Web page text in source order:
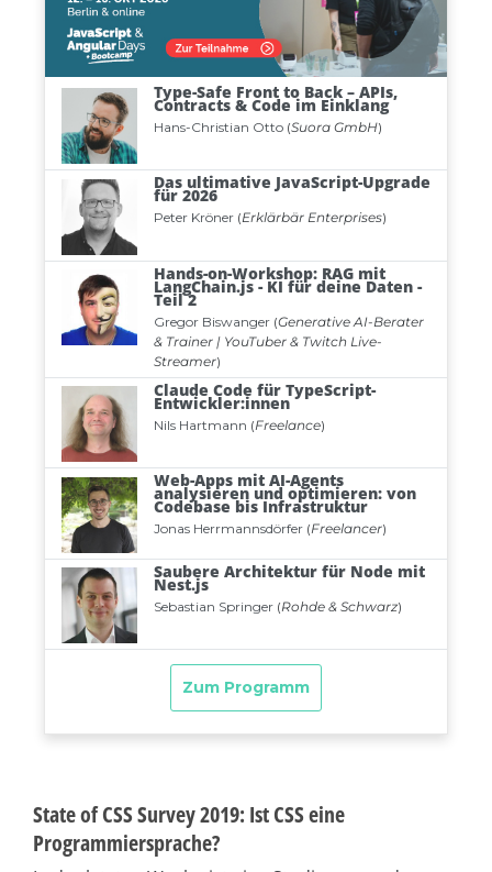
State of CSS Survey 2019: Ist CSS eine
Programmiersprache?